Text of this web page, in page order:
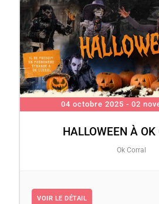
04 octobre 2025 - 02
HALLOWEEN À OK
Ok Corral
VOIR LE DÉTAIL